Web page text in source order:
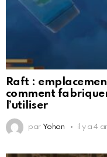
Raft :
comment
l’utiliser
par Yohan il y a 4